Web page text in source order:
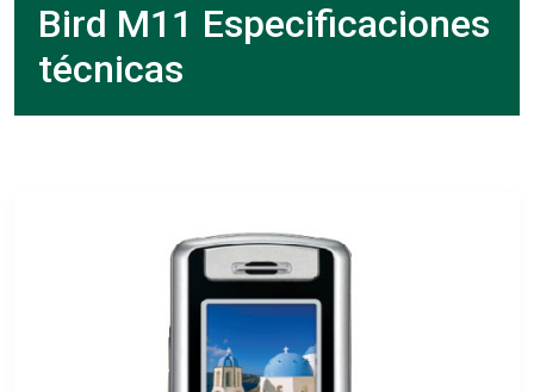
Bird M11 Especificaciones
técnicas